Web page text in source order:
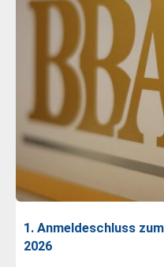
1. Anmeldeschluss
2026